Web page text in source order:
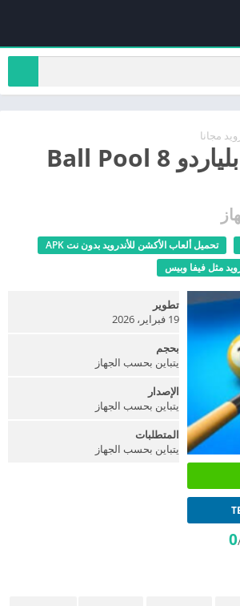
مجانا
تحميل لعبة بلياردو 8 Ball Pool
تحميل ألعاب الأكشن للأندرويد بدون نت APK
مثل فيفا وبيس
0
تطوير
19 فبراير، 2026
بحجم
يتباين بحسب الجهاز
الإصدار
يتباين بحسب الجهاز
المتطلبات
يتباين بحسب الجهاز